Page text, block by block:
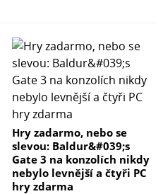
Hry zadarmo, nebo se
slevou: Baldur&#039;s
Gate 3 na konzolích nikdy
nebylo levnější a čtyři PC
hry zdarma